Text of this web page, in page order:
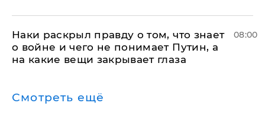
Наки раскрыл правду о том, что знает
о войне и чего не понимает Путин, а
на какие вещи закрывает глаза
08:00
Смотреть ещё